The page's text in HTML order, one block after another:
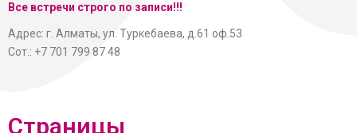
Все встречи строго по записи!!!
Адрес: г. Алматы, ул. Туркебаева, д.61 оф.53
Сот.: +7 701 799 87 48
Страницы